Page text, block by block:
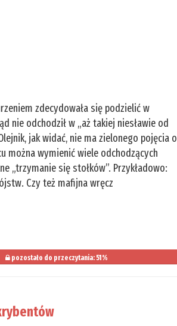
zdecydowała się podzielić w
nie odchodził w „aż takiej niesławie od
jak widać, nie ma zielonego pojęcia o
można wymienić wiele odchodzących
„trzymanie się stołków”. Przykładowo:
Czy też mafijna wręcz
pozostało do przeczytania: 51%